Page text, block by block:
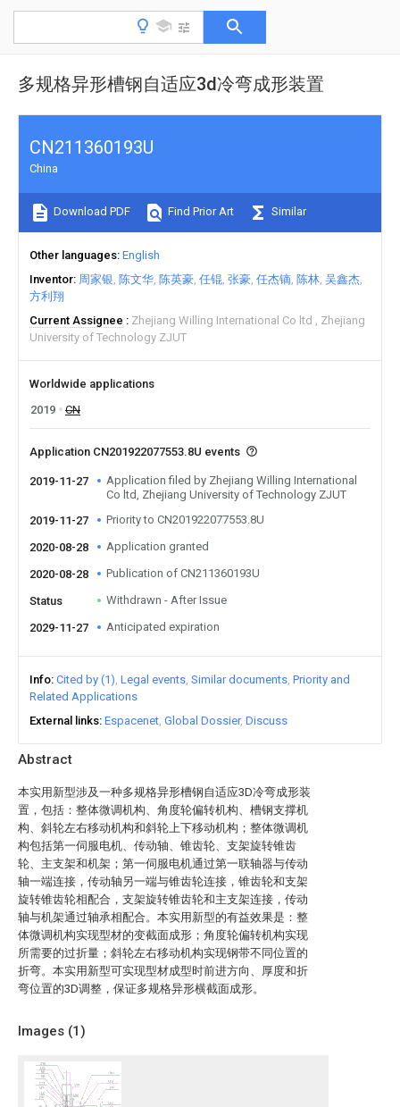
多规格异形槽钢自适应3d冷弯成形装置
Abstract
本实用新型涉及一种多规格异形槽钢自适应3D冷弯成形装
置，包括：整体微调机构、角度轮偏转机构、槽钢支撑机
构、斜轮左右移动机构和斜轮上下移动机构；整体微调机
构包括第一伺服电机、传动轴、锥齿轮、支架旋转锥齿
轮、主支架和机架；第一伺服电机通过第一联轴器与传动
轴一端连接，传动轴另一端与锥齿轮连接，锥齿轮和支架
旋转锥齿轮相配合，支架旋转锥齿轮和主支架连接，传动
轴与机架通过轴承相配合。本实用新型的有益效果是：整
体微调机构实现型材的变截面成形；角度轮偏转机构实现
所需要的过折量；斜轮左右移动机构实现钢带不同位置的
折弯。本实用新型可实现型材成型时前进方向、厚度和折
弯位置的3D调整，保证多规格异形横截面成形。
Images (1)
CN211360193U
China
Download PDF Find Prior Art Similar
Other languages English
Inventor 周家银 陈文华 陈英豪 任锟 张豪 任杰镝 陈林 吴鑫杰
方利翔
Current Assignee
Zhejiang Willing International Co ltd
Zhejiang
University of Technology ZJUT
Worldwide applications
2019
CN
Application CN201922077553.8U events
2019-11-27
Application filed by Zhejiang Willing International
Co ltd, Zhejiang University of Technology ZJUT
2019-11-27
Priority to CN201922077553.8U
2020-08-28 Application granted
2020-08-28 Publication of CN211360193U
Status Withdrawn - After Issue
2029-11-27 Anticipated expiration
Info Cited by (1) Legal events Similar documents Priority and
Related Applications
External links Espacenet Global Dossier Discuss